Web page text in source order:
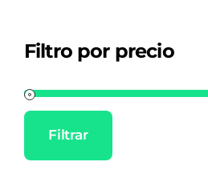
Filtro por precio
Filtrar